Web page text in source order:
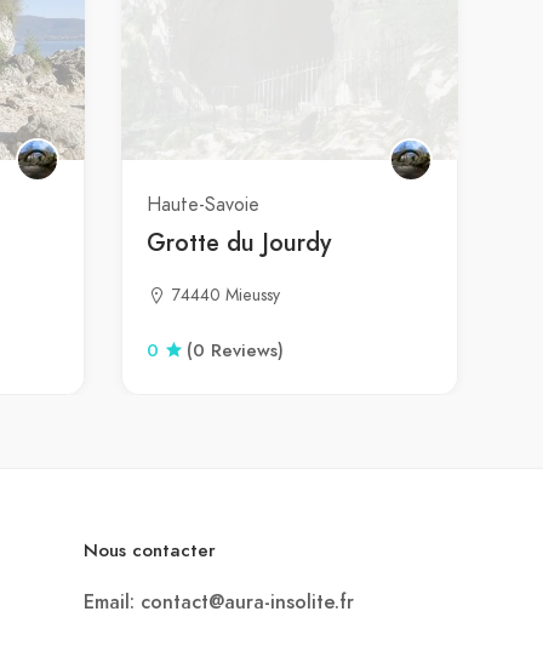
Haute-Savoie
Grotte du Jourdy
74440 Mieussy
0 (0 Reviews)
Nous contacter
Email: contact@aura-insolite.fr